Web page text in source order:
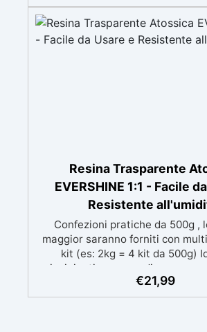
in 12-24h garantendo una
brillante
Resina Trasparente
EVERSHINE 1:1 - Facile
Resistente
Confezioni pratiche da 500g ,
maggior saranno forniti con
kit (es: 2kg = 4 kit da 500g)
principianti: a prova di errore,
inizia. Sempre lucida:
brillante e uniforme in ogni
€21,99